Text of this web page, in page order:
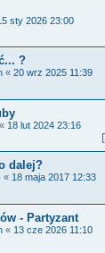
sty 2026 23:00
?
« 20 wrz 2025 11:39
« 18 lut 2024 23:16
dalej?
« 18 maja 2017 12:33
- Partyzant
« 13 cze 2026 11:10